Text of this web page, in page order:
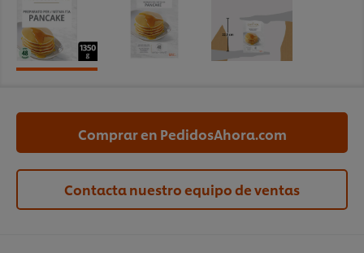
Comprar en PedidosAhora.com
Contacta nuestro equipo de ventas